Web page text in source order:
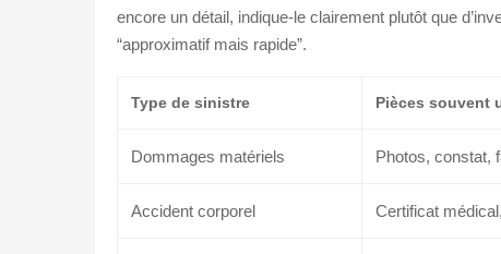
encore un détail, indique-le clairement plutôt que
“approximatif mais rapide”.
Type de sinistre Pièces souvent
Dommages matériels Photos, constat,
Accident corporel Certificat